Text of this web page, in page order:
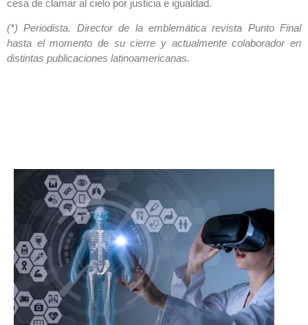
cesa de clamar al cielo por justicia e igualdad.
(*) Periodista. Director de la emblemática revista Punto Final
hasta el momento de su cierre y actualmente colaborador en
distintas publicaciones latinoamericanas.